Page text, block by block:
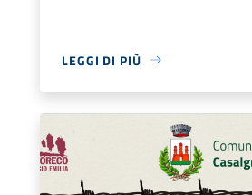
LEGGI DI PIÙ